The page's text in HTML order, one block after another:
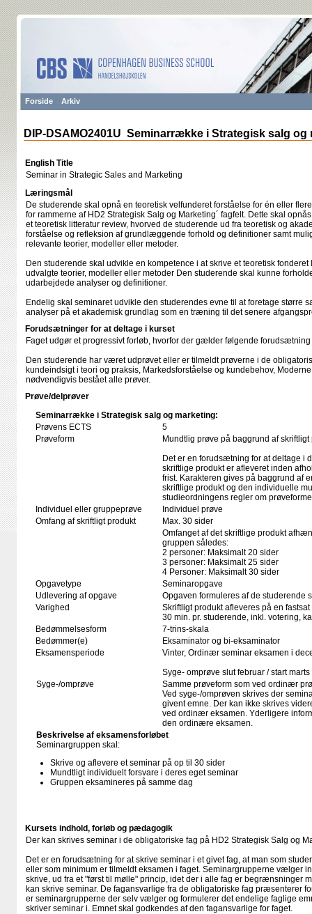
Forside Arkiv
DIP-DSAMO2401U Seminarrække i Strategisk salg og
English Title
Seminar in Strategic Sales and Marketing
Læringsmål
De studerende skal opnå en teoretisk velfunderet forståelse for én eller
for rammerne af HD2 Strategisk Salg og Marketing´ fagfelt. Dette skal
et teoretisk litteratur review, hvorved de studerende ud fra teoretisk og
forståelse og refleksion af grundlæggende forhold og definitioner samt
relevante teorier, modeller eller metoder.
Den studerende skal udvikle en kompetence i at skrive et teoretisk
udvalgte teorier, modeller eller metoder Den studerende skal kunne
udarbejdede analyser og definitioner.
Endelig skal seminaret udvikle den studerendes evne til at foretage større
analyser på et akademisk grundlag som en træning til det senere
Forudsætninger for at deltage i kurset
Faget udgør et progressivt forløb, hvorfor der gælder følgende
Den studerende har været udprøvet eller er tilmeldt prøverne i de
kundeindsigt i teori og praksis, Markedsforståelse og kundebehov,
nødvendigvis bestået alle prøver.
Prøve/delprøver
Seminarrække i Strategisk salg og marketing:
Prøvens ECTS
5
Prøveform
Mundtlig prøve på baggrund af skriftligt
Det er en forudsætning for at deltage i
skriftlige produkt er afleveret inden
frist. Karakteren gives på baggrund af
skriftlige produkt og den individuelle
studieordningens regler om
Individuel eller gruppeprøve
Individuel prøve
Omfang af skriftligt produkt
Max. 30 sider
Omfanget af det skriftlige produkt
gruppen således:
2 personer: Maksimalt 20 sider
3 personer: Maksimalt 25 sider
4 Personer: Maksimalt 30 sider
Opgavetype
Seminaropgave
Udlevering af opgave
Opgaven formuleres af de studerende
Varighed
Skriftligt produkt afleveres på en
30 min. pr. studerende, inkl. votering,
Bedømmelsesform
7-trins-skala
Bedømmer(e)
Eksaminator og bi-eksaminator
Eksamensperiode
Vinter, Ordinær seminar eksamen i
Syge- omprøve slut februar / start marts
Syge-/omprøve
Samme prøveform som ved ordinær
Ved syge-/omprøven skrives der
givent emne. Der kan ikke skrives
ved ordinær eksamen. Yderligere
den ordinære eksamen.
Beskrivelse af eksamensforløbet
Seminargruppen skal:
Skrive og aflevere et seminar på op til 30 sider
Mundtligt individuelt forsvare i deres eget seminar
Gruppen eksamineres på samme dag
Kursets indhold, forløb og pædagogik
Der kan skrives seminar i de obligatoriske fag på HD2 Strategisk Salg og
Det er en forudsætning for at skrive seminar i et givet fag, at man som
eller som minimum er tilmeldt eksamen i faget. Seminargrupperne vælger
skrive, ud fra et "først til mølle" princip, idet der i alle fag er begrænsninger
kan skrive seminar. De fagansvarlige fra de obligatoriske fag præsenterer
er seminargrupperne der selv vælger og formulerer det endelige faglige
skriver seminar i. Emnet skal godkendes af den fagansvarlige for faget.